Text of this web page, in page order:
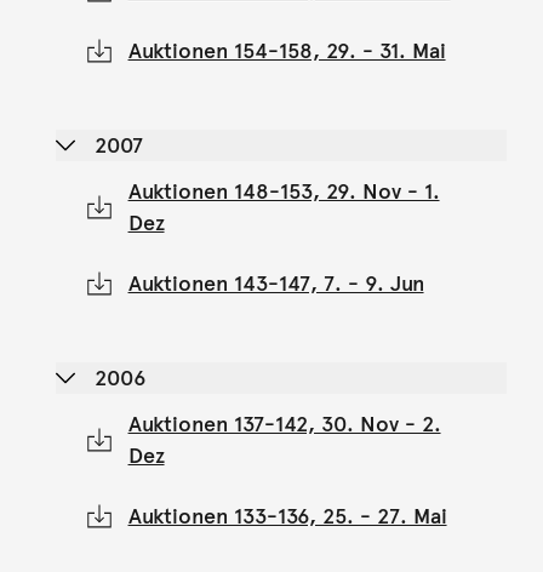
Auktionen 154-158, 29. - 31. Mai
2007
Auktionen 148-153, 29. Nov - 1.
Dez
Auktionen 143-147, 7. - 9. Jun
2006
Auktionen 137-142, 30. Nov - 2.
Dez
Auktionen 133-136, 25. - 27. Mai